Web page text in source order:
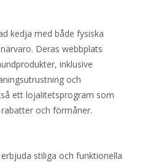
kedja med både fysiska
Deras webbplats
inklusive
och
ett lojalitetsprogram som
och förmåner.
stiliga och funktionella